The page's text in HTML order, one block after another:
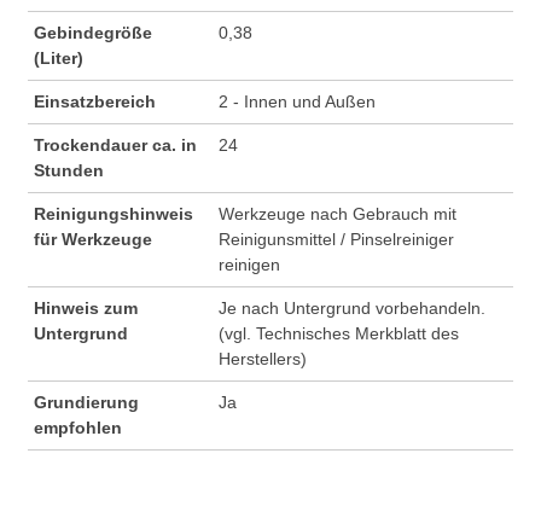
Gebindegröße
(Liter)
0,38
Einsatzbereich 2 - Innen und Außen
Trockendauer ca. in
Stunden
24
Reinigungshinweis
für Werkzeuge
Werkzeuge nach Gebrauch mit
Reinigunsmittel / Pinselreiniger
reinigen
Hinweis zum
Untergrund
Je nach Untergrund vorbehandeln.
(vgl. Technisches Merkblatt des
Herstellers)
Grundierung
empfohlen
Ja